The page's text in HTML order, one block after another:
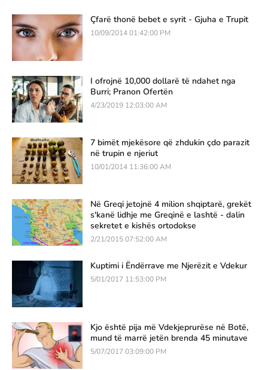
Çfarë thonë bebet e syrit - Gjuha e Trupit
10/09/2014 01:42:00 PM
I ofrojnë 10,000 dollarë të ndahet nga
Burri; Pranon Ofertën
4/23/2019 12:03:00 AM
7 bimët mjekësore që zhdukin çdo parazit
në trupin e njeriut
10/01/2014 11:36:00 AM
Në Greqi jetojnë 4 milion shqiptarë, grekët
s'kanë lidhje me Greqinë e lashtë - dalin
sekretet e kishës ortodokse
2/21/2015 07:52:00 AM
Kuptimi i Ëndërrave me Njerëzit e Vdekur
5/01/2017 11:53:00 PM
Kjo është pija më Vdekjeprurëse në Botë,
mund të marrë jetën brenda 45 minutave
5/07/2017 03:09:00 PM